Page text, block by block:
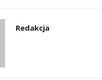
Redakcja